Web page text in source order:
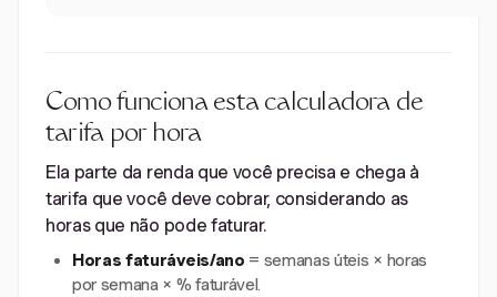
Como funciona esta calculadora de
tarifa por hora
Ela parte da renda que você precisa e chega à
tarifa que você deve cobrar, considerando as
horas que não pode faturar.
Horas faturáveis/ano = semanas úteis × horas
por semana × % faturável.